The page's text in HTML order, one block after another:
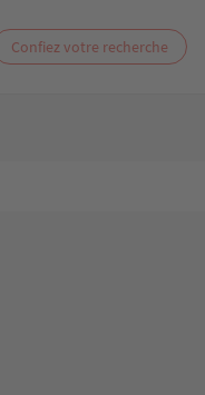
Confiez votre recherche